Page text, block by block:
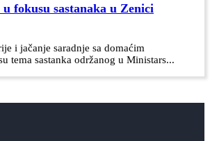
fokusu sastanaka u Zenici
i jačanje saradnje sa domaćim
tema sastanka održanog u Ministars...